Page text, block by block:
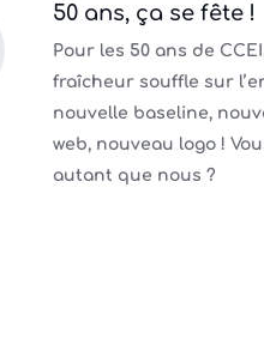
50 ans, ça se fête !
Pour les 50 ans de
fraîcheur souffle sur
nouvelle baseline,
web, nouveau logo !
autant que nous ?